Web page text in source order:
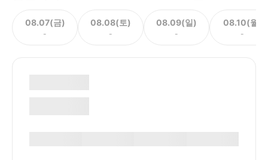
08.07(금)
-
08.08(토)
-
08.09(일)
-
08.10(월)
-